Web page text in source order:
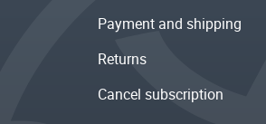
Payment and shipping
Returns
Cancel subscription